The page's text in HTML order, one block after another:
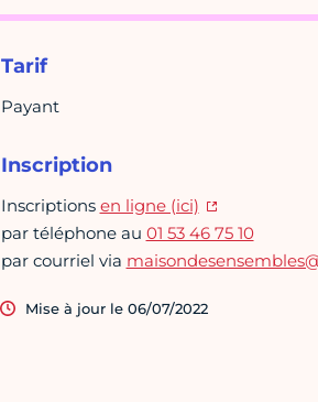
Tarif
Payant
Inscription
Inscriptions en ligne (ici)
par téléphone au 01 53 46 75 10
par courriel via
Mise à jour le 06/07/2022